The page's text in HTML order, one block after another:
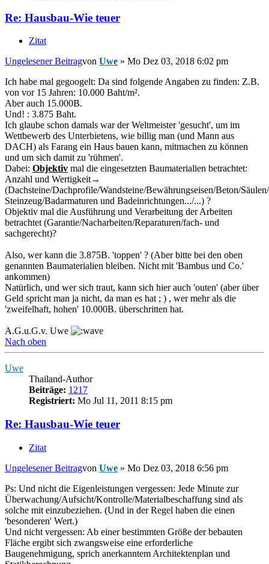
Re: Hausbau-Wie teuer
Zitat
Ungelesener Beitragvon Uwe » Mo Dez 03, 2018 6:02 pm
Ich habe mal gegoogelt: Da sind folgende Angaben zu finden: Z.B.
von vor 15 Jahren: 10.000 Baht/m².
Aber auch 15.000B.
Und! : 3.875 Baht.
Ich glaube schon damals war der Weltmeister 'gesucht', um im
Wettbewerb des Unterbietens, wie billig man (und Mann aus
DACH) als Farang ein Haus bauen kann, mitmachen zu können
und um sich damit zu 'rühmen'.
Dabei: Objektiv mal die eingesetzten Baumaterialien betrachtet:
Anzahl und Wertigkeit→
(Dachsteine/Dachprofile/Wandsteine/Bewährungseisen/Beton/
Steinzeug/Badarmaturen und Badeinrichtungen.../...) ?
Objektiv mal die Ausführung und Verarbeitung der Arbeiten
betrachtet (Garantie/Nacharbeiten/Reparaturen/fach- und
sachgerecht)?
Also, wer kann die 3.875B. 'toppen' ? (Aber bitte bei den oben
genannten Baumaterialien bleiben. Nicht mit 'Bambus und Co.'
ankommen)
Natürlich, und wer sich traut, kann sich hier auch 'outen' (aber über
Geld spricht man ja nicht, da man es hat ; ) , wer mehr als die
'zweifelhaft, hohen' 10.000B. überschritten hat.
A.G.u.G.v. Uwe
Nach oben
Uwe
Thailand-Author
Beiträge: 1217
Registriert: Mo Jul 11, 2011 8:15 pm
Re: Hausbau-Wie teuer
Zitat
Ungelesener Beitragvon Uwe » Mo Dez 03, 2018 6:56 pm
Ps: Und nicht die Eigenleistungen vergessen: Jede Minute zur
Überwachung/Aufsicht/Kontrolle/Materialbeschaffung sind als
solche mit einzubeziehen. (Und in der Regel haben die einen
'besonderen' Wert.)
Und nicht vergessen: Ab einer bestimmten Größe der bebauten
Fläche ergibt sich zwangsweise eine erforderliche
Baugenehmigung, sprich anerkanntem Architektenplan und